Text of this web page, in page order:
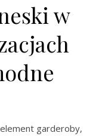
w
garderoby,